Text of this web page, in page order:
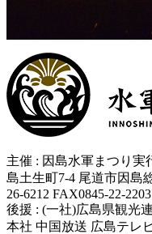
主催 : 因島水軍まつり実
島土生町7-4 尾道市因島
26-6212 FAX0845-22-2203
後援 : (一社)広島県観光
本社 中国放送 広島テレ